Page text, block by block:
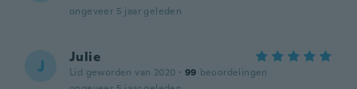
ongeveer 5 jaar geleden
J Julie
Lid geworden van 2020 · 99 beoordelingen